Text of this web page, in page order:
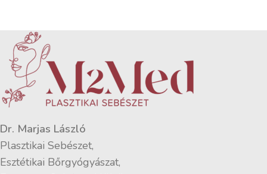
Dr. Marjas László
Plasztikai Sebészet,
Esztétikai Bőrgyógyászat,